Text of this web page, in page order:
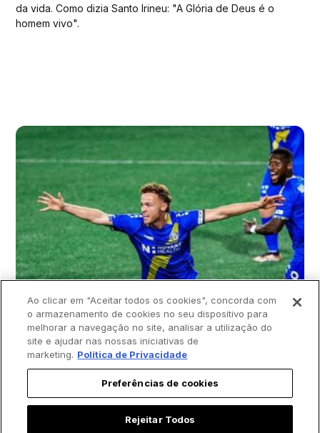
da vida. Como dizia Santo Irineu: "A Glória de Deus é o
homem vivo".
Ao clicar em "Aceitar todos os cookies", concorda com
o armazenamento de cookies no seu dispositivo para
melhorar a navegação no site, analisar a utilização do
site e ajudar nas nossas iniciativas de
marketing. Política de Privacidade
Preferências de cookies
Rejeitar Todos